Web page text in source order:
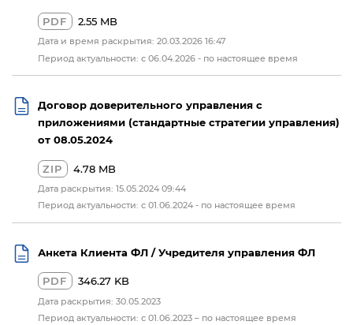
PDF 2.55 MB
Дата и время раскрытия: 20.03.2026 16:47
Период актуальности: с 06.04.2026 - по настоящее время
Договор доверительного управления с
приложениями (стандартные стратегии управления)
от 08.05.2024
ZIP 4.78 MB
Дата раскрытия: 15.05.2024 09:44
Период актуальности: с 01.06.2024 - по настоящее время
Анкета Клиента ФЛ / Учредителя управления ФЛ
PDF 346.27 KB
Дата раскрытия: 30.05.2023
Период актуальности: с 01.06.2023 – по настоящее время